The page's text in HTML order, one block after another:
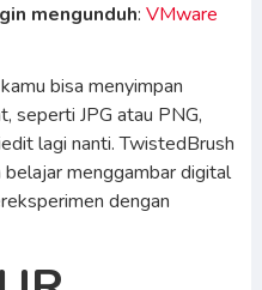
mengunduh: VMware
bisa menyimpan
seperti JPG atau PNG,
lagi nanti. TwistedBrush
menggambar digital
dengan